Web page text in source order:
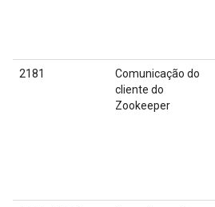
2181
Comunicação do
cliente do
Zookeeper